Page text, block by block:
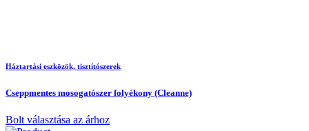
Háztartási eszközök, tisztítószerek
Cseppmentes mosogatószer folyékony (Cleanne)
Bolt választása az árhoz